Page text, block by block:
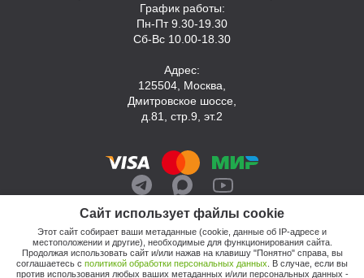
Сайт использует файлы cookie
Этот сайт собирает ваши метаданные (cookie, данные об IP-адресе и
местоположении и другие), необходимые для функционирования сайта.
Продолжая использовать сайт и/или нажав на клавишу "Понятно" справа, вы
соглашаетесь с политикой обработки персональных данных . В случае, если вы
против использования любых ваших метаданных и/или персональных данных -
График работы:
Пн-Пт 9.30-19.30
Сб-Вс 10.00-18.30
Адрес:
125504, Москва,
Дмитровское шоссе,
д.81, стр.9, эт.2